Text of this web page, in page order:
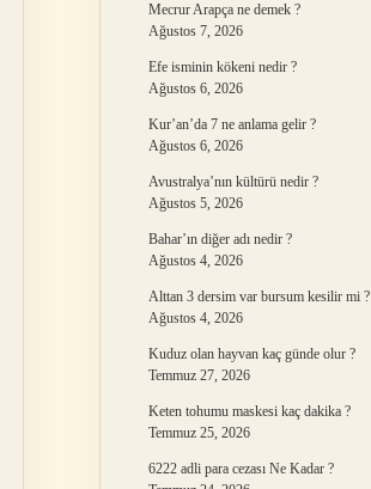
Mecrur Arapça ne demek ?
Ağustos 7, 2026
Efe isminin kökeni nedir ?
Ağustos 6, 2026
Kur’an’da 7 ne anlama gelir ?
Ağustos 6, 2026
Avustralya’nın kültürü nedir ?
Ağustos 5, 2026
Bahar’ın diğer adı nedir ?
Ağustos 4, 2026
Alttan 3 dersim var bursum kesilir mi ?
Ağustos 4, 2026
Kuduz olan hayvan kaç günde olur ?
Temmuz 27, 2026
Keten tohumu maskesi kaç dakika ?
Temmuz 25, 2026
6222 adli para cezası Ne Kadar ?